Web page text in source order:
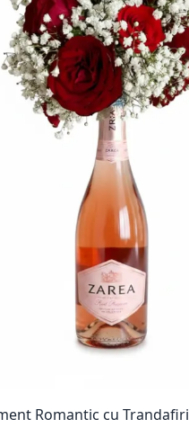
Romantic cu Trandafiri